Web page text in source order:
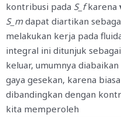
kontribusi pada S_fkarena
S_mdapat diartikan
melakukan kerja pada
integral ini ditunjuk sebagai
keluar, umumnya
gaya gesekan, karena
dibandingkan dengan
kita memperoleh